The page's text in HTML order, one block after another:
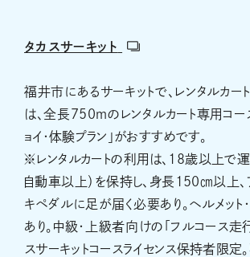
タカスサーキット
福井市にあるサーキットで、レンタルカー
は、全長750ｍのレンタルカート専用コー
ョイ・体験プラン」がおすすめです。
※レンタルカートの利用は、18歳以上で
自動車以上）を保持し、身長150㎝以上、
キペダルに足が届く必要あり。ヘルメット
あり。中級・上級者向けの「フルコース走
スサーキットコースライセンス保持者限定